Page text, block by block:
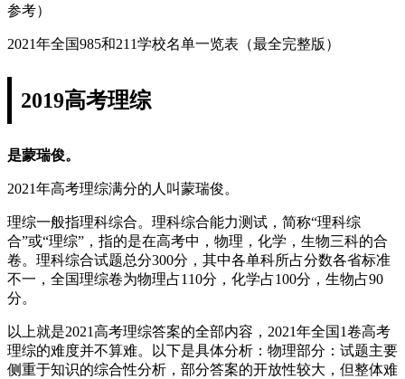
参考）
2021年全国985和211学校名单一览表（最全完整版）
2019高考理综
是蒙瑞俊。
2021年高考理综满分的人叫蒙瑞俊。
理综一般指理科综合。理科综合能力测试，简称“理科综
合”或“理综”，指的是在高考中，物理，化学，生物三科的合
卷。理科综合试题总分300分，其中各单科所占分数各省标准
不一，全国理综卷为物理占110分，化学占100分，生物占90
分。
以上就是2021高考理综答案的全部内容，2021年全国1卷高考
理综的难度并不算难。以下是具体分析：物理部分：试题主要
侧重于知识的综合性分析，部分答案的开放性较大，但整体难